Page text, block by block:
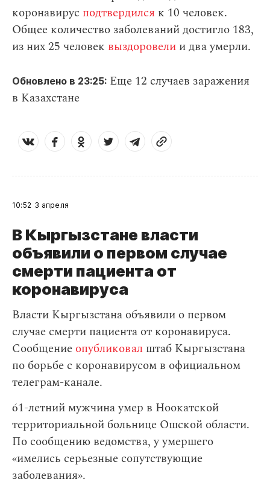
коронавирус подтвердился к 10 человек.
Общее количество заболеваний достигло 183,
из них 25 человек выздоровели и два умерли.
Обновлено в 23:25: Еще 12 случаев заражения
в Казахстане
10:52 3 апреля
В Кыргызстане власти
объявили о первом случае
смерти пациента от
коронавируса
Власти Кыргызстана объявили о первом
случае смерти пациента от коронавируса.
Сообщение опубликовал штаб Кыргызстана
по борьбе с коронавирусом в официальном
телеграм-канале.
61-летний мужчина умер в Ноокатской
территориальной больнице Ошской области.
По сообщению ведомства, у умершего
«имелись серьезные сопутствующие
заболевания».